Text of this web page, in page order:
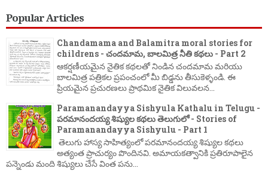
Popular Articles
Chandamama and Balamitra moral stories for
childrens - చందమామ, బాలమిత్ర నీతి కథలు - Part 2
ఆకర్షణీయమైన నైతిక కథలతో నిండిన చందమామ మరియు
బాలమిత్ర పత్రికల ప్రపంచంలో మీ బిడ్డను తీసుకెళ్ళండి. ఈ
ప్రియమైన ప్రచురణలు ప్రాథమిక నైతిక విలువలన...
Paramanandayya Sishyula Kathalu in Telugu -
పరమానందయ్య శిష్యుల కథలు తెలుగులో - Stories of
Paramanandayya Sishyulu - Part 1
తెలుగు హాస్య సాహిత్యంలో పరమానందయ్య శిష్యుల కథలు
అత్యంత ప్రాచుర్యం పొందినవి. అమాయకత్వానికి ప్రతిరూపాలైన
పన్నెండు మంది శిష్యులు చేసే వింత పను...